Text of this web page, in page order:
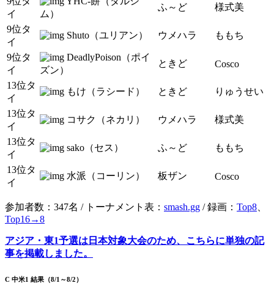
イ
ム）
ふ～ど 様式美
9位タ
イ
Shuto（ユリアン） ウメハラ ももち
9位タ
イ
DeadlyPoison（ポイ
ズン）
ときど Cosco
13位タ
イ
もけ（ラシード） ときど りゅうせい
13位タ
イ
コサク（ネカリ） ウメハラ 様式美
13位タ
イ
sako（セス） ふ～ど ももち
13位タ
イ
水派（コーリン） 板ザン Cosco
参加者数：347名 / トーナメント表： smash.gg / 録画： Top8、
Top16→8
アジア・東1予選は日本対象大会のため、こちらに単独の記
事を掲載しました。
C 中米1 結果（8/1～8/2）